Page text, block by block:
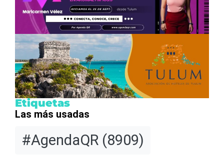
Etiquetas
Las más usadas
#AgendaQR (8909)